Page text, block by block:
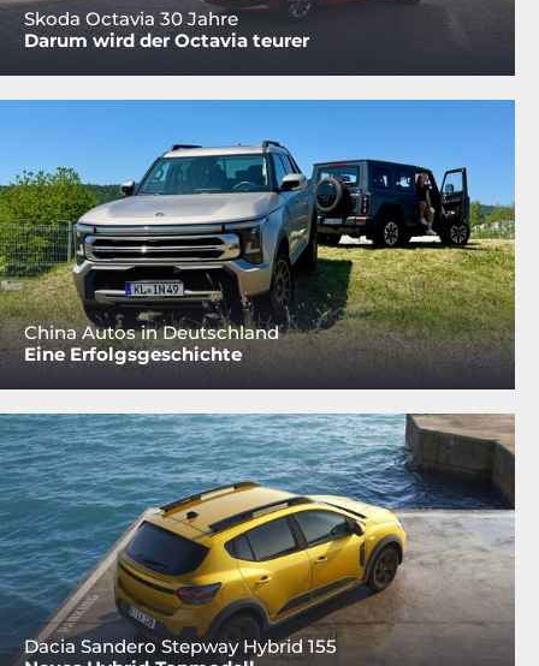
Skoda Octavia 30 Jahre
Darum wird der Octavia teurer
China Autos in Deutschland
Eine Erfolgsgeschichte
Dacia Sandero Stepway Hybrid 155